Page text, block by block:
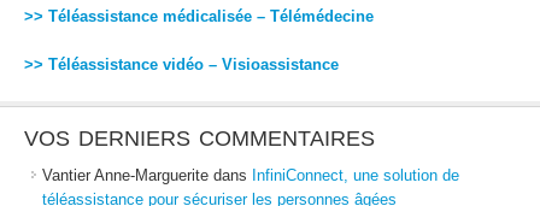
>> Téléassistance médicalisée – Télémédecine
>> Téléassistance vidéo – Visioassistance
VOS DERNIERS COMMENTAIRES
Vantier Anne-Marguerite dans InfiniConnect, une solution de
téléassistance pour sécuriser les personnes âgées